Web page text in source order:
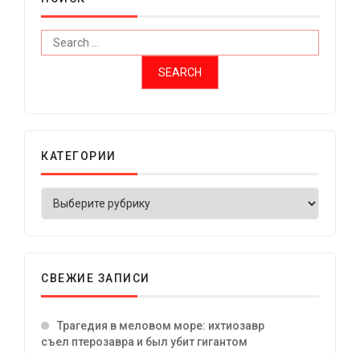
КАТЕГОРИИ
СВЕЖИЕ ЗАПИСИ
Трагедия в меловом море: ихтиозавр
съел птерозавра и был убит гигантом